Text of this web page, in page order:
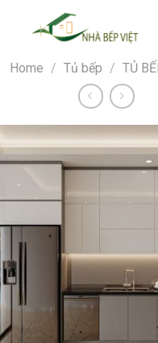
Home / Tủ bếp / TỦ